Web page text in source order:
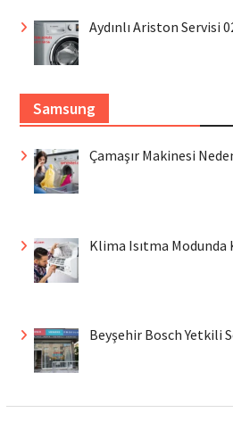
Aydınlı Ariston Servisi
Samsung
Çamaşır Makinesi
Klima Isıtma Modunda
Beyşehir Bosch Yetkili